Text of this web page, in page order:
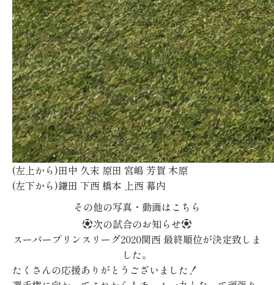
(左上から)田中 久末 原田 宮嶋 芳賀 木原
(左下から)鎌田 下西 橋本 上西 幕内
その他の写真・動画はこちら
次の試合のお知らせ
スーパープリンスリーグ2020関西 最終順位が決定致しま
した。
たくさんの応援ありがとうございました！